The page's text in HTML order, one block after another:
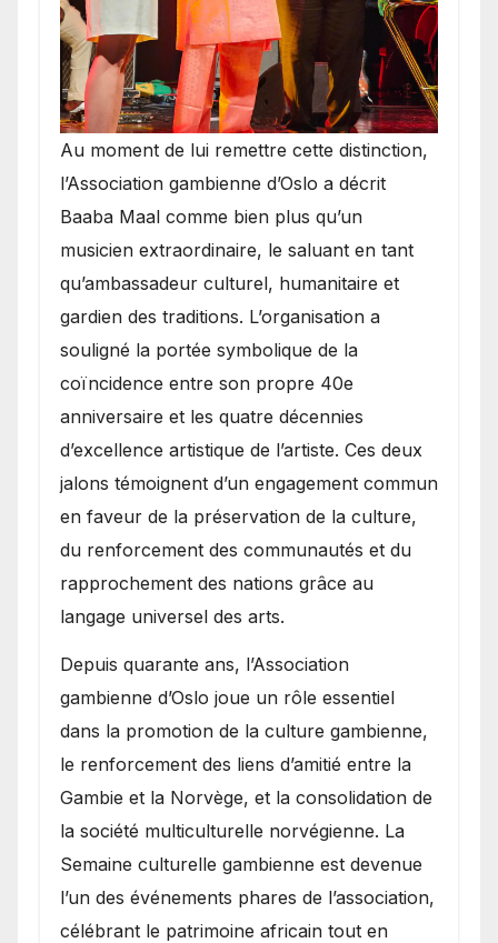
​Au moment de lui remettre cette distinction,
l’Association gambienne d’Oslo a décrit
Baaba Maal comme bien plus qu’un
musicien extraordinaire, le saluant en tant
qu’ambassadeur culturel, humanitaire et
gardien des traditions. L’organisation a
souligné la portée symbolique de la
coïncidence entre son propre 40e
anniversaire et les quatre décennies
d’excellence artistique de l’artiste. Ces deux
jalons témoignent d’un engagement commun
en faveur de la préservation de la culture,
du renforcement des communautés et du
rapprochement des nations grâce au
langage universel des arts.
​Depuis quarante ans, l’Association
gambienne d’Oslo joue un rôle essentiel
dans la promotion de la culture gambienne,
le renforcement des liens d’amitié entre la
Gambie et la Norvège, et la consolidation de
la société multiculturelle norvégienne. La
Semaine culturelle gambienne est devenue
l’un des événements phares de l’association,
célébrant le patrimoine africain tout en